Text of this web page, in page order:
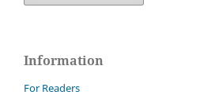
Information
For Readers